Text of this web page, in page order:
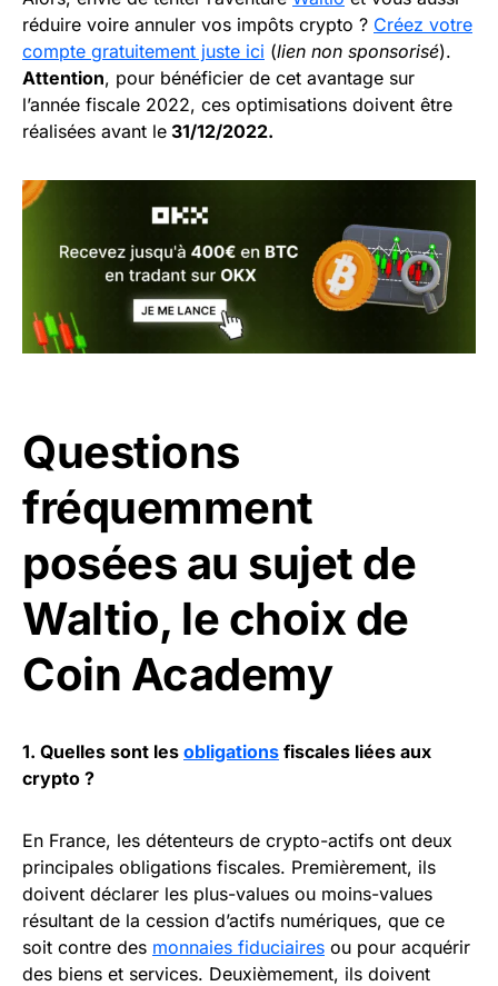
réduire voire annuler vos impôts crypto ? Créez votre
compte gratuitement juste ici (lien non sponsorisé).
Attention, pour bénéficier de cet avantage sur
l’année fiscale 2022, ces optimisations doivent être
réalisées avant le 31/12/2022.
Questions
fréquemment
posées au sujet de
Waltio, le choix de
Coin Academy
1. Quelles sont les obligations fiscales liées aux
crypto ?
En France, les détenteurs de crypto-actifs ont deux
principales obligations fiscales. Premièrement, ils
doivent déclarer les plus-values ou moins-values
résultant de la cession d’actifs numériques, que ce
soit contre des monnaies fiduciaires ou pour acquérir
des biens et services. Deuxièmement, ils doivent